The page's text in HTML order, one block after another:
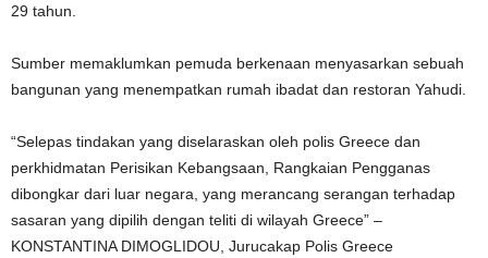
29 tahun.
Sumber memaklumkan pemuda berkenaan menyasarkan sebuah
bangunan yang menempatkan rumah ibadat dan restoran Yahudi.
“Selepas tindakan yang diselaraskan oleh polis Greece dan
perkhidmatan Perisikan Kebangsaan, Rangkaian Pengganas
dibongkar dari luar negara, yang merancang serangan terhadap
sasaran yang dipilih dengan teliti di wilayah Greece” –
KONSTANTINA DIMOGLIDOU, Jurucakap Polis Greece